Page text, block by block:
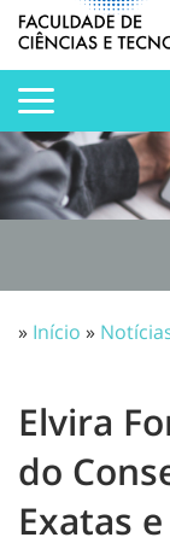
» Início »
Elvira
do
Exatas